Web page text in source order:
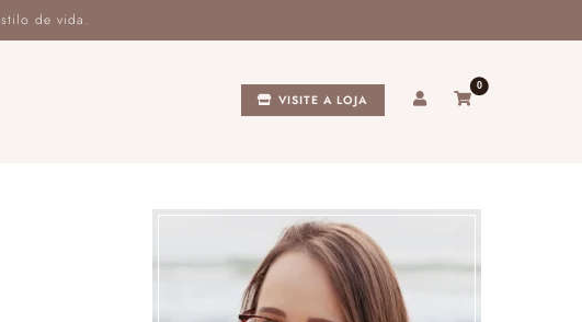
VISITE A LOJA
0